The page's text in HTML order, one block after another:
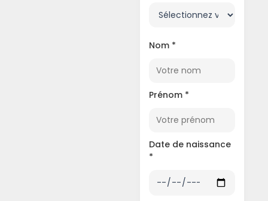
Nom *
Prénom *
Date de naissance
*